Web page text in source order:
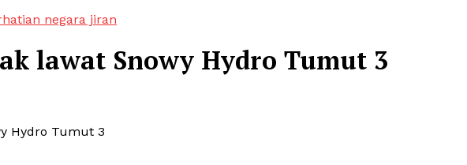
negara jiran
lawat Snowy Hydro Tumut 3
Hydro Tumut 3